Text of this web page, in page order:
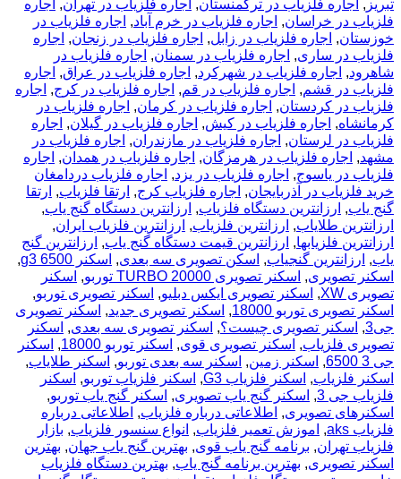
تبریز , اجاره فلزیاب در ترکمنستان, اجاره فلزیاب در تهران, اجاره
فلزیاب در خراسان, اجاره فلزیاب در خرم آباد, اجاره فلزیاب در
خوزستان, اجاره فلزیاب در زابل, اجاره فلزیاب در زنجان, اجاره
فلزیاب در ساری, اجاره فلزیاب در سمنان, اجاره فلزیاب در
شاهرود, اجاره فلزیاب در شهرکرد, اجاره فلزیاب در عراق, اجاره
فلزیاب در قشم, اجاره فلزیاب در قم, اجاره فلزیاب در کرج, اجاره
فلزیاب در کردستان, اجاره فلزیاب در کرمان, اجاره فلزیاب در
کرمانشاه, اجاره فلزیاب در کیش, اجاره فلزیاب در گیلان, اجاره
فلزیاب در لرستان, اجاره فلزیاب در مازندران, اجاره فلزیاب در
مشهد, اجاره فلزیاب در هرمزگان, اجاره فلزیاب در همدان, اجاره
فلزیاب در یاسوج, اجاره فلزیاب در یزد, اجاره فلزیاب دردامغان
خرید فلزیاب در آذربایجان, اجاره فلزیاب کرج, ارتقا فلزیاب, ارتقا
گنج یاب, ارزانترین دستگاه فلزیاب, ارزانترین دستگاه گنج یاب,
ارزانترین طلایاب, ارزانترین فلزیاب, ارزانترین فلزیاب ایران,
ارزانترین فلزیابها, ارزانترین قیمت دستگاه گنج یاب, ارزانترین گنج
یاب, ارزانترین گنجیاب, اسکن تصویری سه بعدی, اسکنر g3 6500
,
اسکنر تصویری, اسکنر تصویری TURBO 20000 توربو , اسکنر
تصویری XW
, اسکنر تصویری ایکس دبلیو, اسکنر تصویری توربو,
اسکنر تصویری توربو 18000
, اسکنر تصویری جدید, اسکنر تصویری
جی3
, اسکنر تصویری چیست؟, اسکنر تصویری سه بعدی, اسکنر
تصویری فلزیاب, اسکنر تصویری قوی, اسکنر توربو 18000 , اسکنر
جی 3 6500
, اسکنر زمین, اسکنر سه بعدی توربو, اسکنر طلایاب,
اسکنر فلزیاب, اسکنر فلزیاب G3 , اسکنر فلزیاب توربو, اسکنر
فلزیاب جی 3
, اسکنر گنج یاب تصویری, اسکنر گنج یاب توربو,
اسکنرهای تصویری, اطلاعاتی درباره فلزیاب, اطلاعاتی درباره
فلزیاب aks
, اموزش تعمیر فلزیاب, انواع سنسور فلزیاب, بازار
فلزیاب تهران, برنامه گنج یاب قوی, بهترين گنج ياب جهان, بهترین
اسکنر تصویری, بهترین برنامه گنج یاب, بهترین دستگاه فلزیاب